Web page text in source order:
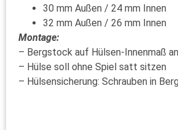
30 mm Außen / 24 mm Innen
32 mm Außen / 26 mm Innen
Montage:
– Bergstock auf Hülsen-Innenmaß
– Hülse soll ohne Spiel satt sitzen
– Hülsensicherung: Schrauben in